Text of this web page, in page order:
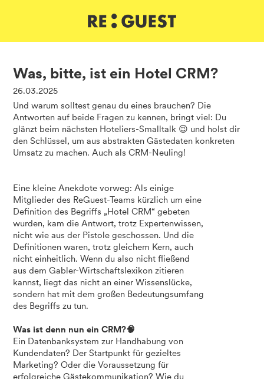
Was, bitte, ist ein Hotel CRM?
26.03.2025
Und warum solltest genau du eines brauchen? Die
Antworten auf beide Fragen zu kennen, bringt viel: Du
glänzt beim nächsten Hoteliers-Smalltalk 😉 und holst dir
den Schlüssel, um aus abstrakten Gästedaten konkreten
Umsatz zu machen. Auch als CRM-Neuling!
Eine kleine Anekdote vorweg: Als einige
Mitglieder des ReGuest-Teams kürzlich um eine
Definition des Begriffs „Hotel CRM“ gebeten
wurden, kam die Antwort, trotz Expertenwissen,
nicht wie aus der Pistole geschossen. Und die
Definitionen waren, trotz gleichem Kern, auch
nicht einheitlich. Wenn du also nicht fließend
aus dem Gabler-Wirtschaftslexikon zitieren
kannst, liegt das nicht an einer Wissenslücke,
sondern hat mit dem großen Bedeutungsumfang
des Begriffs zu tun.
Was ist denn nun ein CRM?🧠
Ein Datenbanksystem zur Handhabung von
Kundendaten? Der Startpunkt für gezieltes
Marketing? Oder die Voraussetzung für
erfolgreiche Gästekommunikation? Wie du